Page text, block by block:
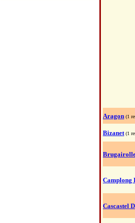
Aragon (1
Bizanet (1
Camplong
Cascastel